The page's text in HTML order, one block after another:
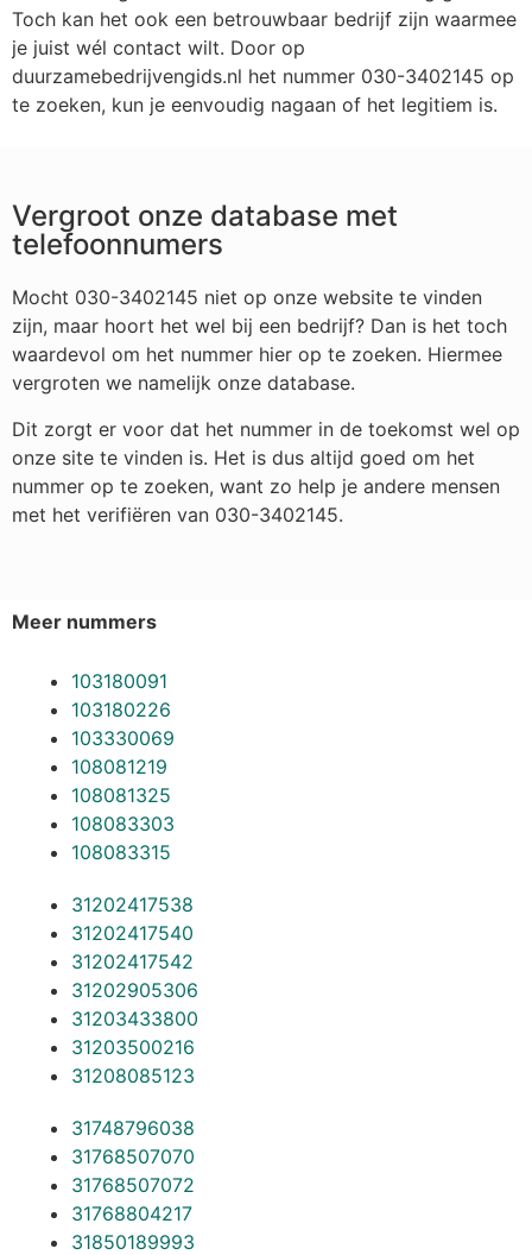
Toch kan het ook een betrouwbaar bedrijf zijn waarmee
je juist wél contact wilt. Door op
duurzamebedrijvengids.nl het nummer 030-3402145 op
te zoeken, kun je eenvoudig nagaan of het legitiem is.
Vergroot onze database met
telefoonnumers
Mocht 030-3402145 niet op onze website te vinden
zijn, maar hoort het wel bij een bedrijf? Dan is het toch
waardevol om het nummer hier op te zoeken. Hiermee
vergroten we namelijk onze database.
Dit zorgt er voor dat het nummer in de toekomst wel op
onze site te vinden is. Het is dus altijd goed om het
nummer op te zoeken, want zo help je andere mensen
met het verifiëren van 030-3402145.
Meer nummers
103180091
103180226
103330069
108081219
108081325
108083303
108083315
31202417538
31202417540
31202417542
31202905306
31203433800
31203500216
31208085123
31748796038
31768507070
31768507072
31768804217
31850189993